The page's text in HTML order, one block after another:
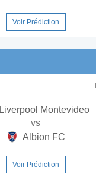
Voir Prédiction
Liverpool Montevideo
vs
Albion FC
Voir Prédiction